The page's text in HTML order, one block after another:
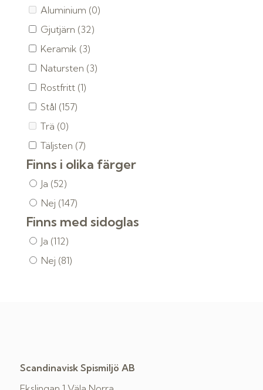
Aluminium (0)
Gjutjärn (32)
Keramik (3)
Natursten (3)
Rostfritt (1)
Stål (157)
Trä (0)
Täljsten (7)
Finns i olika färger
Ja (52)
Nej (147)
Finns med sidoglas
Ja (112)
Nej (81)
Scandinavisk Spismiljö AB